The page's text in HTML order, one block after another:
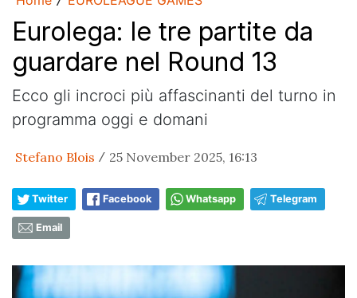
Eurolega: le tre partite da
guardare nel Round 13
Ecco gli incroci più affascinanti del turno in
programma oggi e domani
Stefano Blois / 25 November 2025, 16:13
Twitter Facebook Whatsapp Telegram
Email